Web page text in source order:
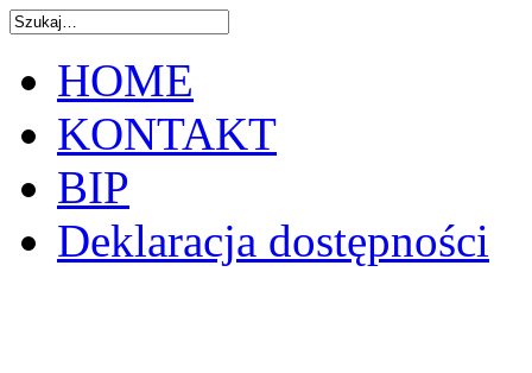
HOME
KONTAKT
BIP
Deklaracja dostępności